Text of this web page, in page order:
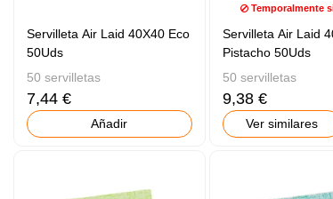
Servilleta Air Laid 40X40 Eco
50Uds
50 servilletas
7,44 €
Añadir
Temporalmente
Servilleta Air Laid
Pistacho 50Uds
50 servilletas
9,38 €
Ver similares